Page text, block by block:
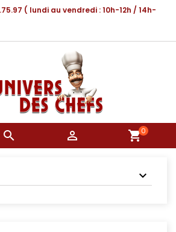
( lundi au vendredi : 10h-12h / 14h-
  shopping_cart0